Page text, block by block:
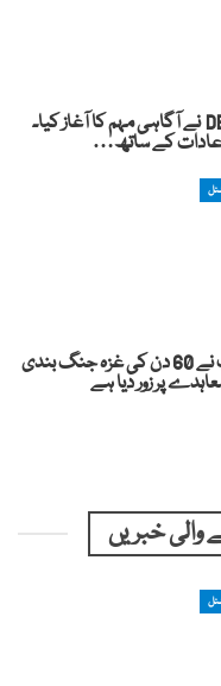
DEWA نے آگاہی مہم کا آغاز کیا۔
عادات کے ساتھ…
ٹرمپ نے 60 دن کی غزہ جنگ بندی
پر زور دیا ہے
والی خبریں